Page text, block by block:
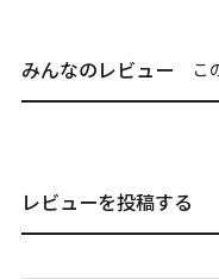
みんなのレビュー こ
レビューを投稿する